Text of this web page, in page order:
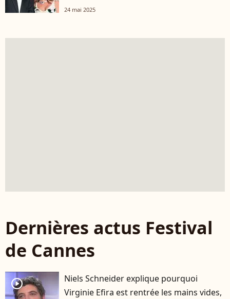
24 mai 2025
Dernières actus Festival
de Cannes
player2
Niels Schneider explique pourquoi
Virginie Efira est rentrée les mains vides,